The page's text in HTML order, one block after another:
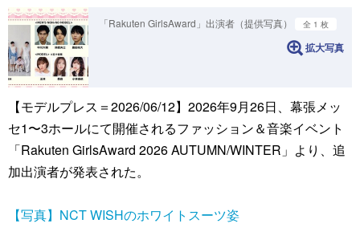
「Rakuten GirlsAward」出演者（提供写真） 全 1 枚
拡大写真
【モデルプレス＝2026/06/12】2026年9月26日、幕張メッ
セ1〜3ホールにて開催されるファッション＆音楽イベント
「Rakuten GirlsAward 2026 AUTUMN/WINTER」より、追
加出演者が発表された。
【写真】NCT WISHのホワイトスーツ姿